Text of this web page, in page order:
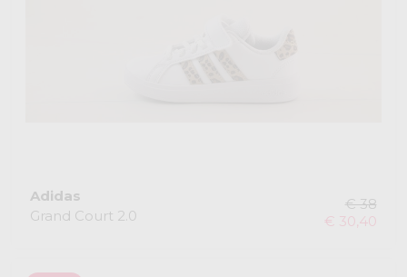
Adidas
Grand Court 2.0
€ 38
€ 30,40